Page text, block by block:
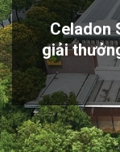
Celadon
giải